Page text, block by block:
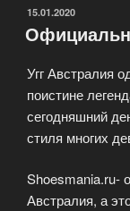
на
ОПУБЛИКОВАНО
15.01.2020
Угг Австралия
поистине
сегодняшний
стиля многих
Shoesmania.ru-
Австралия, а